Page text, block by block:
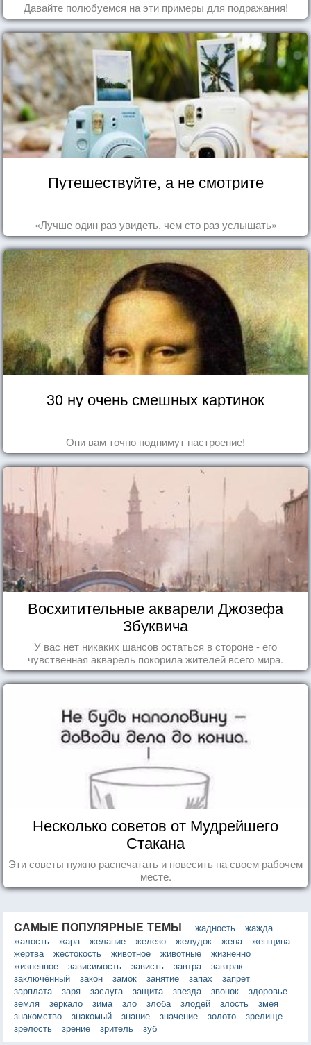
Давайте полюбуемся на эти примеры для подражания!
Путешествуйте, а не смотрите
«Лучше один раз увидеть, чем сто раз услышать»
30 ну очень смешных картинок
Они вам точно поднимут настроение!
Восхитительные акварели Джозефа
Збуквича
У вас нет никаких шансов остаться в стороне - его
чувственная акварель покорила жителей всего мира.
Несколько советов от Мудрейшего
Стакана
Эти советы нужно распечатать и повесить на своем рабочем
месте.
САМЫЕ ПОПУЛЯРНЫЕ ТЕМЫ жадность
жажда
жалость
жара желание железо желудок жена
женщина
жертва
жестокость животное животные
жизненно
жизненное
зависимость зависть завтра
завтрак
заключённый
закон замок занятие запах
запрет
зарплата
заря заслуга защита звезда звонок
здоровье
земля
зеркало зима зло злоба злодей злость
змея
знакомство
знакомый знание значение золото
зрелище
зрелость
зрение зритель зуб